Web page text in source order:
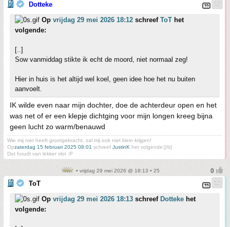
Dotteke
Op vrijdag 29 mei 2026 18:12 schreef ToT het
volgende:
[..]
Sow vanmiddag stikte ik echt de moord, niet normaal zeg!
Hier in huis is het altijd wel koel, geen idee hoe het nu buiten
aanvoelt.
IK wilde even naar mijn dochter, doe de achterdeur open en het
was net of er een klepje dichtging voor mijn longen kreeg bijna
geen lucht zo warm/benauwd
Wie mij niet heeft grootgebracht, zal mij ook niet klein krijgen!
Opzaterdag 15 februari 2025 08:01 schreef JustinK het volgende:[/b]
Dot houdt van lekker vlot :P
• vrijdag 29 mei 2026 @ 18:13 • 25
ToT
Op vrijdag 29 mei 2026 18:13 schreef Dotteke het
volgende: